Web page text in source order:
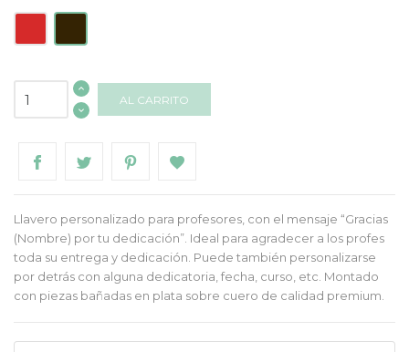
Rojo Marrón
AL CARRITO
Llavero personalizado para profesores, con el mensaje “Gracias
(Nombre) por tu dedicación”. Ideal para agradecer a los profes
toda su entrega y dedicación. Puede también personalizarse
por detrás con alguna dedicatoria, fecha, curso, etc. Montado
con piezas bañadas en plata sobre cuero de calidad premium.